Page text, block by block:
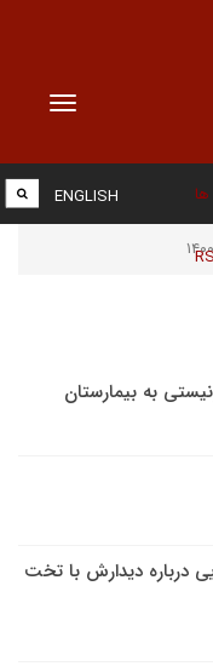
Toggle
ENGLISH
به بیمارستان
درباره دیدارش با تخت